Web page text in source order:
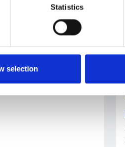
Statistics
selection